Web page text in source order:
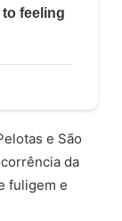
e São
da
fuligem e